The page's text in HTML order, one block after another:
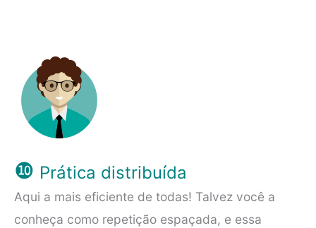
❿ Prática distribuída
Aqui a mais eficiente de todas! Talvez você a
conheça como repetição espaçada, e essa